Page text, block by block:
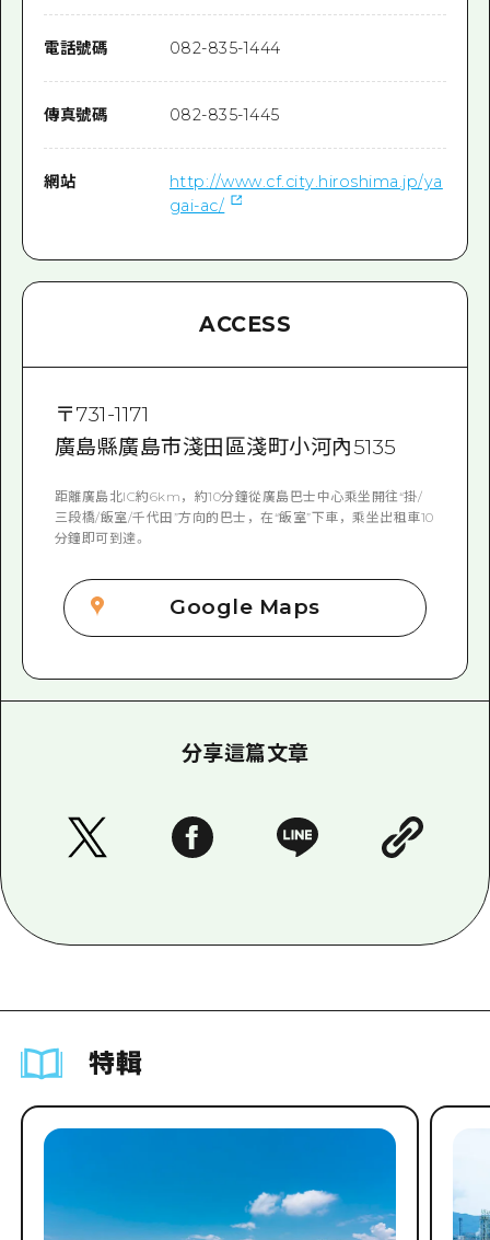
電話號碼 082-835-1444
傳真號碼 082-835-1445
網站
http://www.cf.city.hiroshima.jp/ya
gai-ac/
ACCESS
〒731-1171
廣島縣廣島市淺田區淺町小河內5135
距離廣島北IC約6km，約10分鐘從廣島巴士中心乘坐開往“掛/
三段橋/飯室/千代田”方向的巴士，在“飯室”下車，乘坐出租車10
分鐘即可到達。
Google Maps
分享這篇文章
特輯